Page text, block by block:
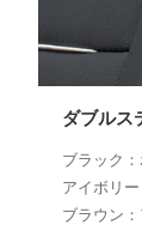
ダブルス
ブラック
アイボリ
ブラウン